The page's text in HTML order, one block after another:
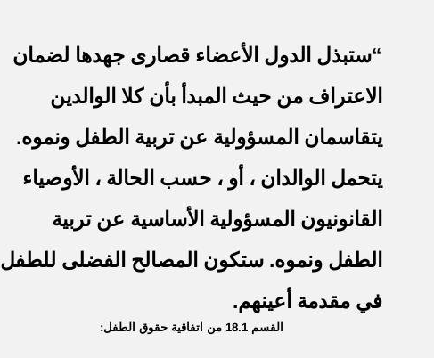
“ستبذل الدول الأعضاء قصارى جهدها لضمان
الاعتراف من حيث المبدأ بأن كلا الوالدين
يتقاسمان المسؤولية عن تربية الطفل ونموه.
يتحمل الوالدان ، أو ، حسب الحالة ، الأوصياء
القانونيون المسؤولية الأساسية عن تربية
الطفل ونموه. ستكون المصالح الفضلى للطفل
في مقدمة أعينهم.
القسم 18.1 من اتفاقية حقوق الطفل: